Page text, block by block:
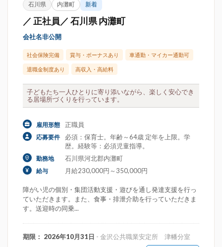
石川県 内灘町 新着
／ 正社員／ 石川県 内灘町
会社名非公開
社会保険完備 賞与・ボーナスあり 車通勤・マイカー通勤可
退職金制度あり 高収入・高給料
子どもたち一人ひとりに寄り添いながら、楽しく安心でき
る居場所づくりを行っています。
雇用形態 正職員
応募要件
必須：保育士。年齢～64歳 定年を上限。学
歴。経験等：必須児童指導。
勤務地 石川県河北郡内灘町
給与 月給230,000円～350,000円
障がい児の個別・集団活動支援・遊びを通し発達支援を行っ
ていただきます。また、食事・排泄介助を行っていただきま
す。送迎時の同乗...
期限： 2026年10月31日 - 金沢公共職業安定所 津幡分室